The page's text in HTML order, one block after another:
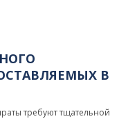
В
требуют тщательной